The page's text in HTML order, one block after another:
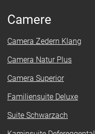
Camere
Camera Zedern Klang
Camera Natur Plus
Camera Superior
Familiensuite Deluxe
Suite Schwarzach